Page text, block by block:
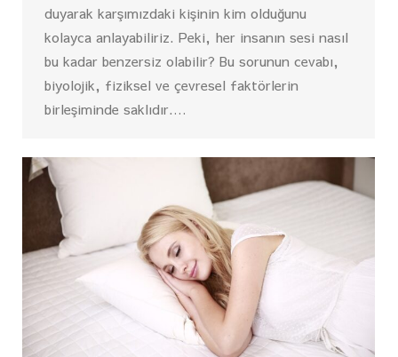
duyarak karşımızdaki kişinin kim olduğunu
kolayca anlayabiliriz. Peki, her insanın sesi nasıl
bu kadar benzersiz olabilir? Bu sorunun cevabı,
biyolojik, fiziksel ve çevresel faktörlerin
birleşiminde saklıdır.…